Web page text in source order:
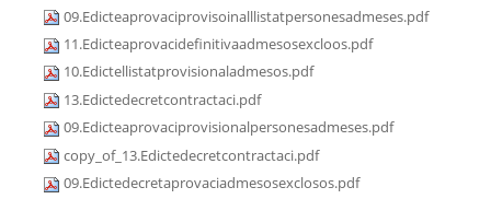
09.Edicteaprovaciprovisoinalllistatpersonesadmeses.pdf
11.Edicteaprovacidefinitivaadmesosexcloos.pdf
10.Edictellistatprovisionaladmesos.pdf
13.Edictedecretcontractaci.pdf
09.Edicteaprovaciprovisionalpersonesadmeses.pdf
copy_of_13.Edictedecretcontractaci.pdf
09.Edictedecretaprovaciadmesosexclosos.pdf